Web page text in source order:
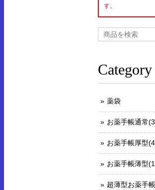
す。
Category
薬袋
お薬手帳通常
お薬手帳厚型
お薬手帳薄型
超薄型お薬手